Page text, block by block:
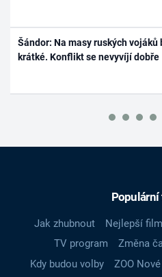
Šándor: Na masy ruských
krátké. Konflikt se nevyvíjí dobře
Populární
Jak zhubnout Nejlepší
TV program
Změna
Kdy budou volby
ZOO